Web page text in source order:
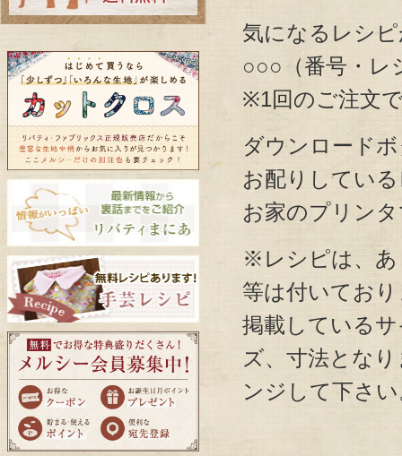
気になるレシ
○○○（番号・レ
※1回のご注文
ダウンロード
お配りしてい
お家のプリン
※レシピは、あ
等は付いてお
掲載している
ズ、寸法とな
ンジして下さ